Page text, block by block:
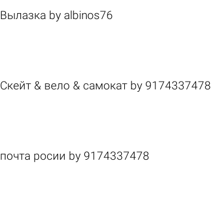
Вылазка by albinos76
Скейт & вело & самокат by 9174337478
почта росии by 9174337478